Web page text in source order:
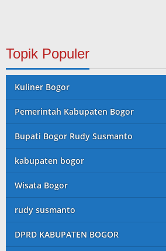
Topik Populer
Kuliner Bogor
Pemerintah Kabupaten Bogor
Bupati Bogor Rudy Susmanto
kabupaten bogor
Wisata Bogor
rudy susmanto
DPRD KABUPATEN BOGOR